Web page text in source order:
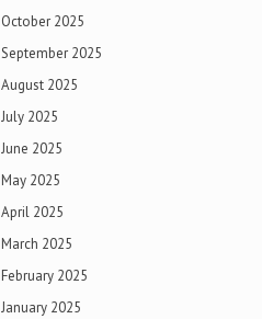
October 2025
September 2025
August 2025
July 2025
June 2025
May 2025
April 2025
March 2025
February 2025
January 2025